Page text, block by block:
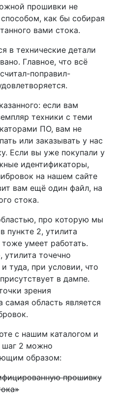
прошивки не
как бы собирая
вами стока.
в технические детали
Главное, что всё
поправил-
если вам
техники с теми
ПО, вам не
или заказывать у нас
Если вы уже покупали у
идентификаторы,
на нашем сайте
вам ещё один файл, на
стока.
про которую мы
пункте 2, утилита
умеет работать.
утилита точечно
туда, при условии, что
в дампе.
зрения
самая область является
с нашим каталогом и
2 можно
образом:
прошивку